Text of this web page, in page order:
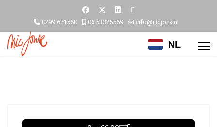
0299 671560 06 53325569 info@nicjonk.nl
NL